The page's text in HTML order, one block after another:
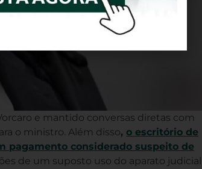
e mantido conversas diretas com
o ministro. Além disso, o escritório de
pagamento considerado suspeito de
de um suposto uso do aparato judicial